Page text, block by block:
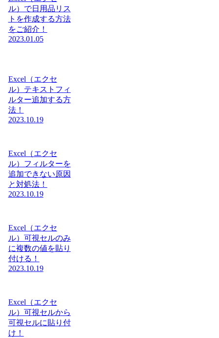
ル）で日用品リス
トを作成する方法
をご紹介！
2023.01.05
Excel（エクセ
ル）テキストフィ
ルター追加する方
法！
2023.10.19
Excel（エクセ
ル）フィルターを
追加できない原因
と対処法！
2023.10.19
Excel（エクセ
ル）可視セルのみ
に複数の値を貼り
付ける！
2023.10.19
Excel（エクセ
ル）可視セルから
可視セルに貼り付
け！